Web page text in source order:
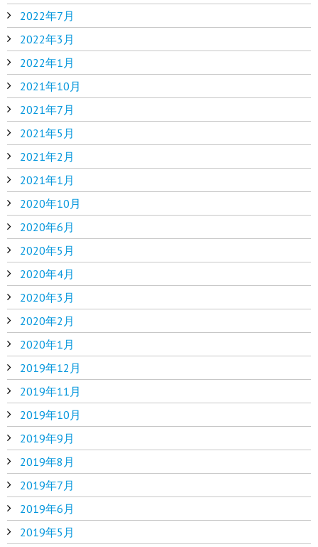
2022年7月
2022年3月
2022年1月
2021年10月
2021年7月
2021年5月
2021年2月
2021年1月
2020年10月
2020年6月
2020年5月
2020年4月
2020年3月
2020年2月
2020年1月
2019年12月
2019年11月
2019年10月
2019年9月
2019年8月
2019年7月
2019年6月
2019年5月